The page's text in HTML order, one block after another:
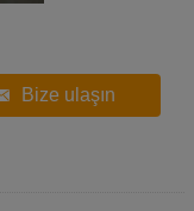
Bize ulaşın